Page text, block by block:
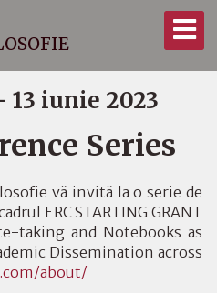
13 iunie 2023
Series
vă invită la o serie de
ERC STARTING GRANT
taking and Notebooks as
Dissemination across
about/